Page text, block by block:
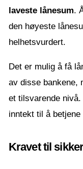
laveste lånesum.
den høyeste
helhetsvurdert.
Det er mulig å få
av disse bankene,
et tilsvarende
inntekt til å betjene
Kravet til